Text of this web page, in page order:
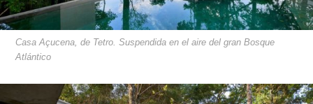
Casa Açucena, de Tetro. Suspendida en el aire del gran Bosque
Atlántico